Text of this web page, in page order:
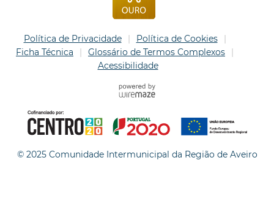
Política de Privacidade
Política de Cookies
Ficha Técnica
Glossário de Termos Complexos
Acessibilidade
© 2025 Comunidade Intermunicipal da Região de Aveiro